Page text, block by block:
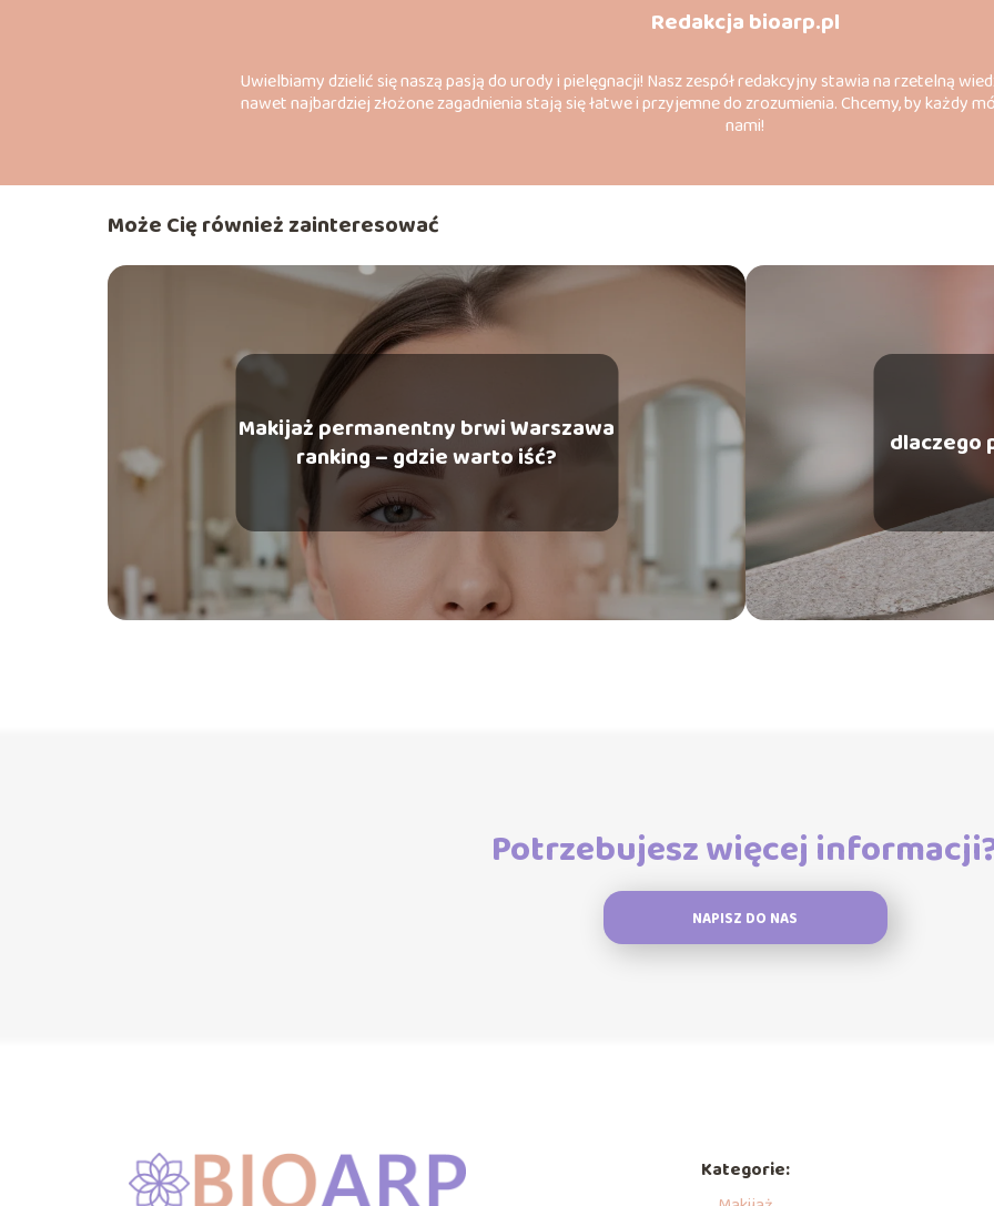
Redakcja bioarp.pl
Uwielbiamy dzielić się naszą pasją do urody i pielęgnacji! Nasz zespół redakcyjny stawia na rzetelną
nawet najbardziej złożone zagadnienia stają się łatwe i przyjemne do zrozumienia. Chcemy, by każdy
nami!
Może Cię również zainteresować
Makijaż permanentny brwi Warszawa
ranking – gdzie warto iść?
dlaczego
Potrzebujesz więcej
NAPISZ DO NAS
Kategorie: